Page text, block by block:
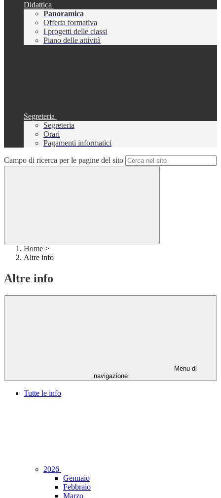
Didattica
Panoramica
Offerta formativa
I progetti delle classi
Piano delle attività
Segreteria
Segreteria
Orari
Pagamenti informatici
Campo di ricerca per le pagine del sito
Home >
Altre info
Altre info
Menu di
navigazione
Tutte le info
2026
Gennaio
Febbraio
Marzo